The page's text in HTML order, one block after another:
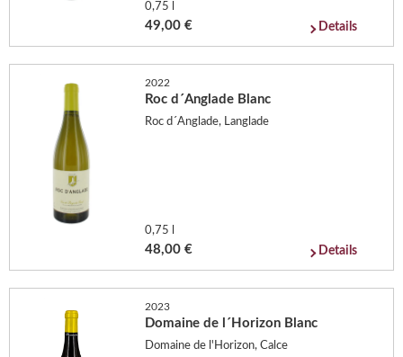
0,75 l
49,00 € Details
2022
Roc d´Anglade Blanc
Roc d´Anglade, Langlade
0,75 l
48,00 € Details
2023
Domaine de l´Horizon Blanc
Domaine de l'Horizon, Calce